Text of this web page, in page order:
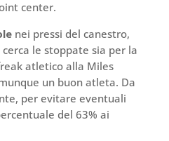
center.
nei pressi del canestro,
le stoppate sia per la
atletico alla Miles
un buon atleta. Da
per evitare eventuali
del 63% ai